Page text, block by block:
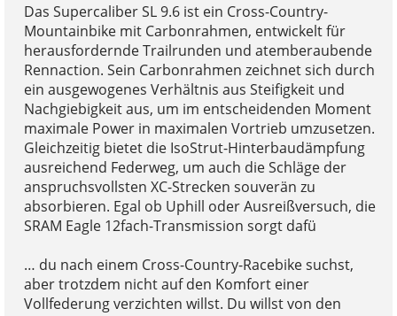
Das Supercaliber SL 9.6 ist ein Cross-Country-
Mountainbike mit Carbonrahmen, entwickelt für
herausfordernde Trailrunden und atemberaubende
Rennaction. Sein Carbonrahmen zeichnet sich durch
ein ausgewogenes Verhältnis aus Steifigkeit und
Nachgiebigkeit aus, um im entscheidenden Moment
maximale Power in maximalen Vortrieb umzusetzen.
Gleichzeitig bietet die IsoStrut-Hinterbaudämpfung
ausreichend Federweg, um auch die Schläge der
anspruchsvollsten XC-Strecken souverän zu
absorbieren. Egal ob Uphill oder Ausreißversuch, die
SRAM Eagle 12fach-Transmission sorgt dafü
… du nach einem Cross-Country-Racebike suchst,
aber trotzdem nicht auf den Komfort einer
Vollfederung verzichten willst. Du willst von den